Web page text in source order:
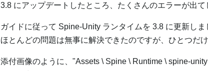
3.8 にアップデートしたところ、たくさんのエラーが出て
ガイドに従って Spine-Unity ランタイムを 3.8 に更新しま
ほとんどの問題は無事に解決できたのですが、ひとつだ
添付画像のように、"Assets \ Spine \ Runtime \ spine-